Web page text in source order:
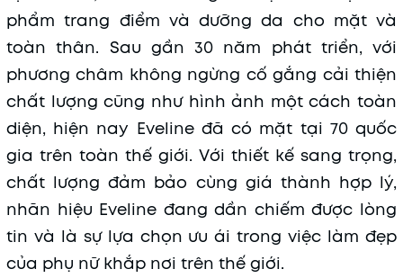
phẩm trang điểm và dưỡng da cho mặt và
toàn thân. Sau gần 30 năm phát triển, với
phương châm không ngừng cố gắng cải thiện
chất lượng cũng như hình ảnh một cách toàn
diện, hiện nay Eveline đã có mặt tại 70 quốc
gia trên toàn thế giới. Với thiết kế sang trọng,
chất lượng đảm bảo cùng giá thành hợp lý,
nhãn hiệu Eveline đang dần chiếm được lòng
tin và là sự lựa chọn ưu ái trong việc làm đẹp
của phụ nữ khắp nơi trên thế giới.